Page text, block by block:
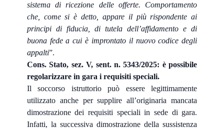
sistema di ricezione delle offerte. Comportamento
che, come si è detto, appare il più rispondente ai
principi di fiducia, di tutela dell’affidamento e di
buona fede a cui è improntato il nuovo codice degli
appalti”.
Cons. Stato, sez. V, sent. n. 5343/2025: è possibile
regolarizzare in gara i requisiti speciali.
Il soccorso istruttorio può essere legittimamente
utilizzato anche per supplire all’originaria mancata
dimostrazione dei requisiti speciali in sede di gara.
Infatti, la successiva dimostrazione della sussistenza